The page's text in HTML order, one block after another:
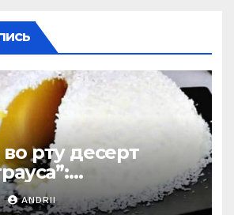
рту десерт
легко
ANDRII